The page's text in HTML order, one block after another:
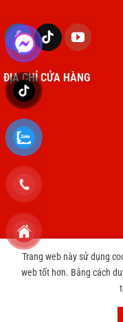
ĐỊA CHỈ CỬA HÀNG
Copyright
CHƯƠNG TRÌNH TRI ÂN
Trang web này sử dụng
web tốt hơn. Bằng cách